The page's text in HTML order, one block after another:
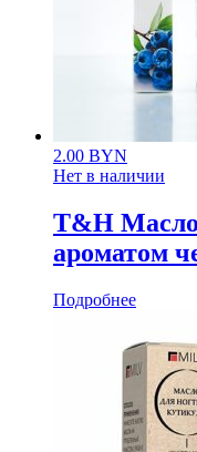
2.00 BYN
Нет в наличии
T&H
ароматом
Подробнее